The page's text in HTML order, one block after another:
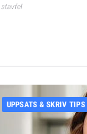
stavfel
UPPSATS & SKRIV TIPS